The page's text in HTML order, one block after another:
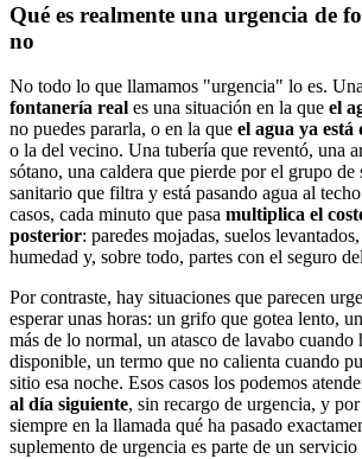
Qué es realmente una urgencia de
no
No todo lo que llamamos "urgencia" lo es. Una
fontanería real es una situación en la que el
no puedes pararla, o en la que el agua ya está
o la del vecino. Una tubería que reventó, una
sótano, una caldera que pierde por el grupo de
sanitario que filtra y está pasando agua al
casos, cada minuto que pasa multiplica el
posterior: paredes mojadas, suelos
humedad y, sobre todo, partes con el seguro
Por contraste, hay situaciones que parecen
esperar unas horas: un grifo que gotea lento,
más de lo normal, un atasco de lavabo cuando
disponible, un termo que no calienta cuando
sitio esa noche. Esos casos los podemos
al día siguiente, sin recargo de urgencia, y
siempre en la llamada qué ha pasado
suplemento de urgencia es parte de un servicio